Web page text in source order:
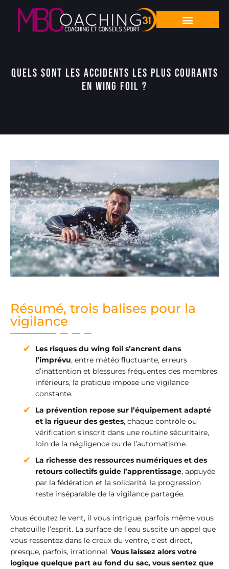
Quels sont les accidents les plus courants
en wing foil ?
Résumé, trois balises pour la
vigilance
Les risques du wing foil s’ancrent dans
l’imprévu, entre météo fluctuante, erreurs
d’inattention et blessures fréquentes des membres
inférieurs, la pratique impose une vigilance
constante.
La prévention repose sur l’équipement adapté
et la rigueur des gestes, chaque contrôle ou
vérification s’inscrit dans une routine sécuritaire,
loin de la négligence ou de l’automatisme.
La richesse des ressources numériques et des
retours collectifs guide l’apprentissage, appuyée
par la fédération et la solidarité, la progression
reste inséparable de la vigilance partagée.
Vous écoutez le vent, il vous intrigue, parfois même vous
chatouille l’esprit. La surface de l’eau suscite un appel que
vous ressentez dans le creux du ventre, c’est direct,
presque, parfois, irrationnel. Vous laissez alors votre
logique quelque part au fond du sac, vous sentez que